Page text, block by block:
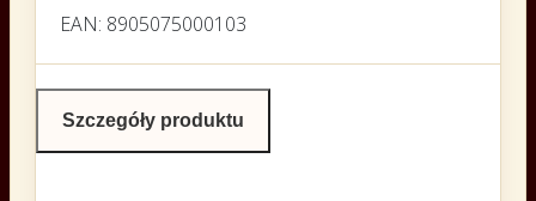
EAN: 8905075000103
Szczegóły produktu